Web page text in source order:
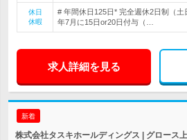
休日
休暇
# 年間休日125日* 完全週休2日制（
年7月に15日or20日付与（…
求人詳細を見る
新着
株式会社タスキホールディングス | グロース